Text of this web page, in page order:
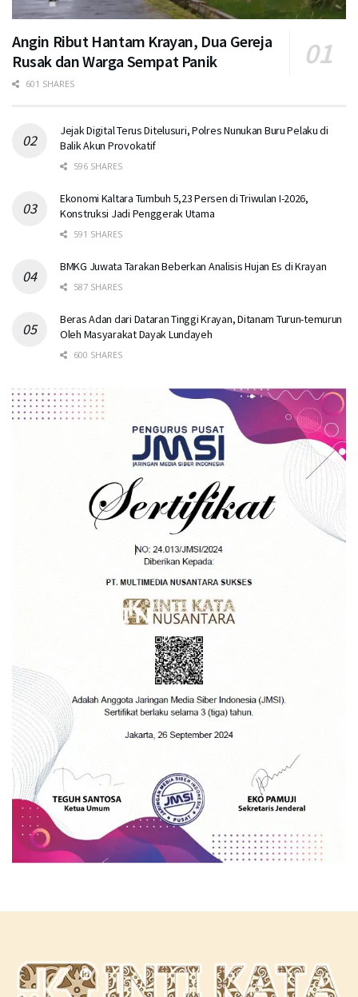
Angin Ribut Hantam Krayan, Dua Gereja
Rusak dan Warga Sempat Panik
601 SHARES
Jejak Digital Terus Ditelusuri, Polres Nunukan Buru Pelaku di
Balik Akun Provokatif
596 SHARES
Ekonomi Kaltara Tumbuh 5,23 Persen di Triwulan I-2026,
Konstruksi Jadi Penggerak Utama
591 SHARES
BMKG Juwata Tarakan Beberkan Analisis Hujan Es di Krayan
587 SHARES
Beras Adan dari Dataran Tinggi Krayan, Ditanam Turun-temurun
Oleh Masyarakat Dayak Lundayeh
600 SHARES